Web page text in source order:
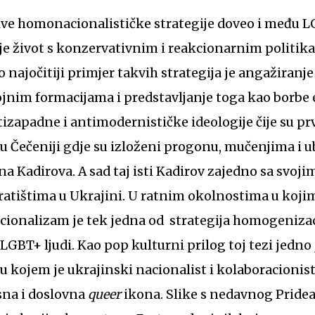
život s konzervativnim i reakcionarnim
najočitiji primjer takvih strategija je
formacijama i predstavljanje toga kao
i antimodernističke ideologije čije su
u Čečeniji gdje su izloženi progonu, mučenjima i
Kadirova. A sad taj isti Kadirov zajedno sa
u Ukrajini. U ratnim okolnostima u
je tek jedna od strategija
ljudi. Kao pop kulturni prilog toj tezi
kojem je ukrajinski nacionalist i
i doslovna queerikona. Slike s nedavnog